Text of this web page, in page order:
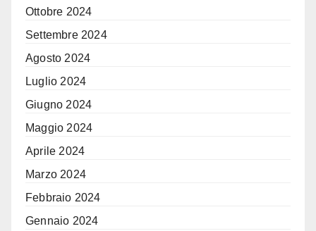
Ottobre 2024
Settembre 2024
Agosto 2024
Luglio 2024
Giugno 2024
Maggio 2024
Aprile 2024
Marzo 2024
Febbraio 2024
Gennaio 2024